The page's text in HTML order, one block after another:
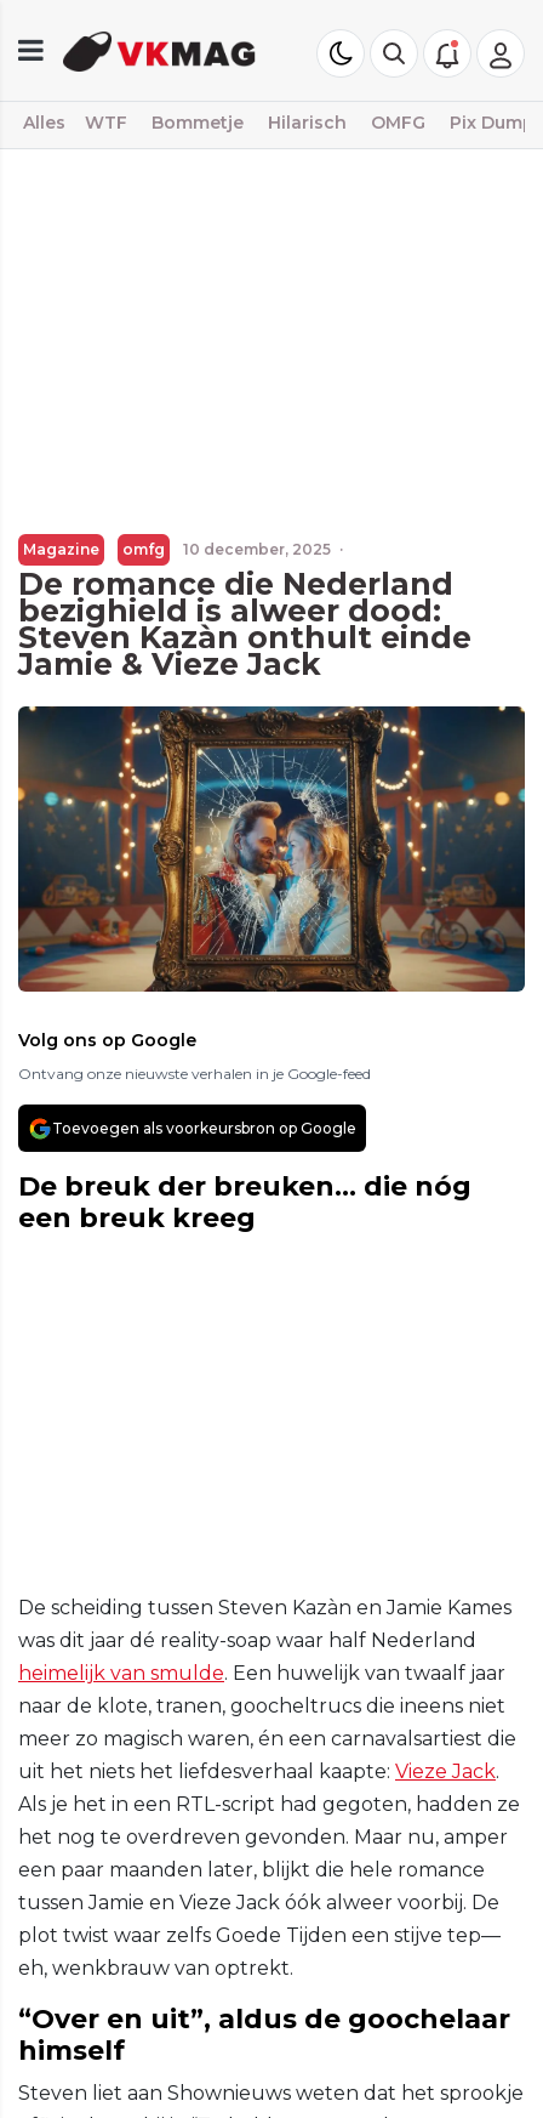
Alles WTF Bommetje Hilarisch OMFG Pix Dump
Magazine omfg 10 december, 2025 ·
De romance die Nederland
bezighield is alweer dood:
Steven Kazàn onthult einde
Jamie & Vieze Jack
Volg ons op Google
Ontvang onze nieuwste verhalen in je Google-feed
Toevoegen als voorkeursbron op Google
De breuk der breuken… die nóg
een breuk kreeg
De scheiding tussen Steven Kazàn en Jamie Kames
was dit jaar dé reality-soap waar half Nederland
heimelijk van smulde. Een huwelijk van twaalf jaar
naar de klote, tranen, goocheltrucs die ineens niet
meer zo magisch waren, én een carnavalsartiest die
uit het niets het liefdesverhaal kaapte: Vieze Jack.
Als je het in een RTL-script had gegoten, hadden ze
het nog te overdreven gevonden. Maar nu, amper
een paar maanden later, blijkt die hele romance
tussen Jamie en Vieze Jack óók alweer voorbij. De
plot twist waar zelfs Goede Tijden een stijve tep—
eh, wenkbrauw van optrekt.
“Over en uit”, aldus de goochelaar
himself
Steven liet aan Shownieuws weten dat het sprookje